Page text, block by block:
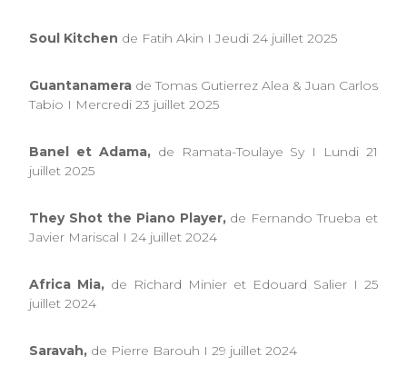
Soul Kitchen de Fatih Akin I Jeudi 24 juillet 2025
Guantanamera de Tomas Gutierrez Alea & Juan Carlos
Tabio I Mercredi 23 juillet 2025
Banel et Adama, de Ramata-Toulaye Sy I Lundi 21
juillet 2025
They Shot the Piano Player,de Fernando Trueba et
Javier Mariscal I 24 juillet 2024
Africa Mia, de Richard Minier et Edouard Salier I 25
juillet 2024
Saravah, de Pierre Barouh I 29 juillet 2024